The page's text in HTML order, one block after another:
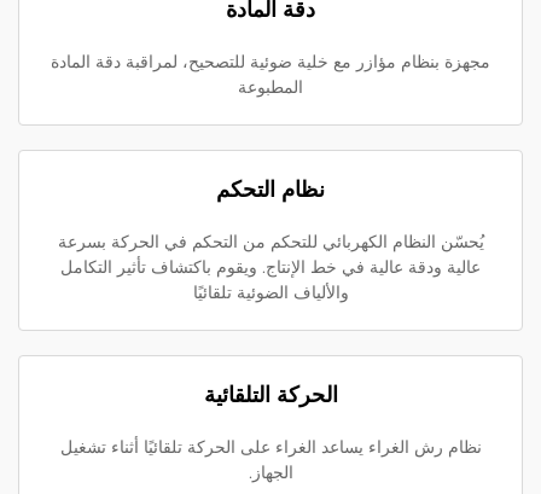
دقة المادة
مجهزة بنظام مؤازر مع خلية ضوئية للتصحيح، لمراقبة دقة المادة
المطبوعة
نظام التحكم
يُحسّن النظام الكهربائي للتحكم من التحكم في الحركة بسرعة
عالية ودقة عالية في خط الإنتاج. ويقوم باكتشاف تأثير التكامل
والألياف الضوئية تلقائيًا
الحركة التلقائية
نظام رش الغراء يساعد الغراء على الحركة تلقائيًا أثناء تشغيل
الجهاز.